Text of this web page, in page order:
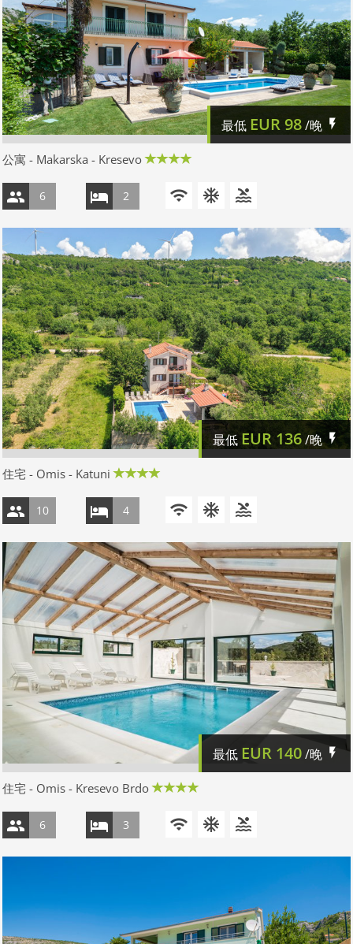
最低 EUR98/晚
公寓 - Makarska - Kresevo
6 2
最低 EUR 136/晚
住宅 - Omis - Katuni
10 4
最低 EUR 140/晚
住宅 - Omis - Kresevo Brdo
6 3